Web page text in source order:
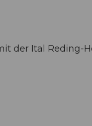
der Ital Reding-